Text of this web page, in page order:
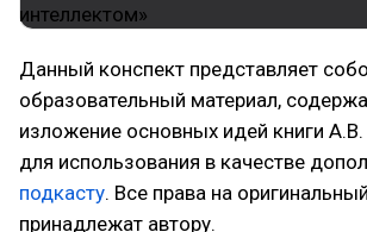
Данный конспект представляет
образовательный материал,
изложение основных идей книги А.В.
для использования в качестве
подкасту. Все права на
принадлежат автору.